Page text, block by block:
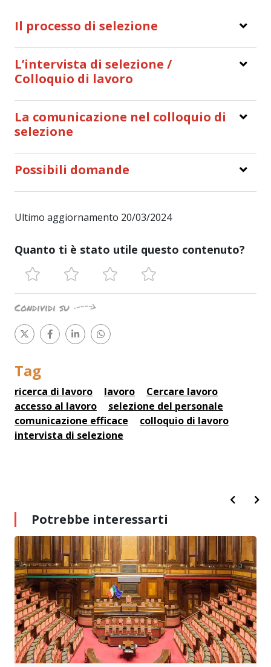
Il processo di selezione
L’intervista di selezione /
Colloquio di lavoro
La comunicazione nel colloquio di
selezione
Possibili domande
Ultimo aggiornamento 20/03/2024
Quanto ti è stato utile questo contenuto?
Condividi su
Tag
ricerca di lavoro lavoro
Cercare lavoro
accesso al lavoro
selezione del personale
comunicazione efficace
colloquio di lavoro
intervista di selezione
Potrebbe interessarti